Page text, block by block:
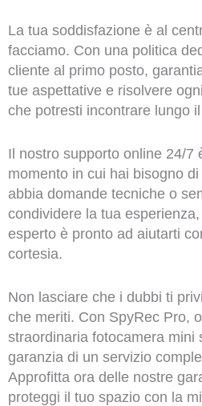
La tua soddisfazione è al
facciamo. Con una politica
cliente al primo posto,
tue aspettative e risolvere
che potresti incontrare lungo
Il nostro supporto online 24/7
momento in cui hai bisogno
abbia domande tecniche o
condividere la tua
esperto è pronto ad aiutarti
cortesia.
Non lasciare che i dubbi ti
che meriti. Con SpyRec Pro,
straordinaria fotocamera mini
garanzia di un servizio
Approfitta ora delle nostre
proteggi il tuo spazio con la